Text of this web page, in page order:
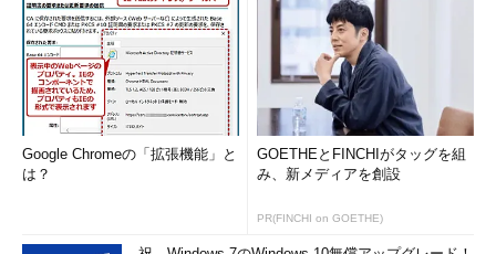
Google Chromeの「拡張機能」と
は？
GOETHEとFINCHIがタッグを組
み、新メディアを創設
PR(FINCHI on GOETHE)